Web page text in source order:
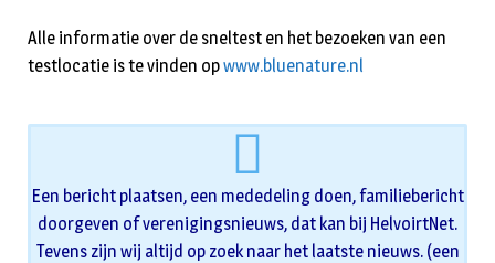
Alle informatie over de sneltest en het bezoeken van een
testlocatie is te vinden opwww.bluenature.nl
Een bericht plaatsen, een mededeling doen, familiebericht
doorgeven of verenigingsnieuws, dat kan bij HelvoirtNet.
Tevens zijn wij altijd op zoek naar het laatste nieuws. (een